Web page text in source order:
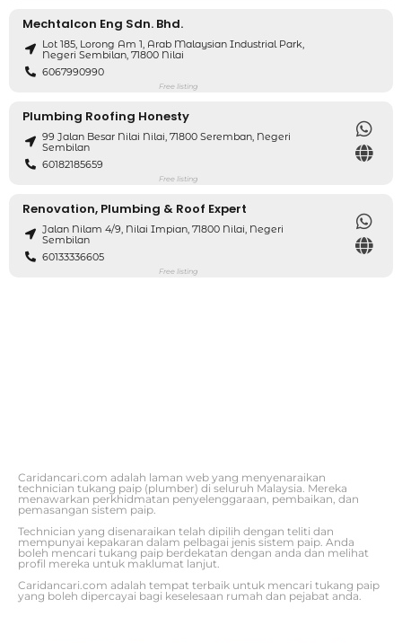
Mechtalcon Eng Sdn. Bhd.
Lot 185, Lorong Am 1, Arab Malaysian Industrial Park,
Negeri Sembilan, 71800 Nilai
6067990990
Free listing
Plumbing Roofing Honesty
99 Jalan Besar Nilai Nilai, 71800 Seremban, Negeri
Sembilan
60182185659
Free listing
Renovation, Plumbing & Roof Expert
Jalan Nilam 4/9, Nilai Impian, 71800 Nilai, Negeri
Sembilan
60133336605
Free listing
Caridancari.com adalah laman web yang menyenaraikan
technician tukang paip (plumber) di seluruh Malaysia. Mereka
menawarkan perkhidmatan penyelenggaraan, pembaikan, dan
pemasangan sistem paip.
Technician yang disenaraikan telah dipilih dengan teliti dan
mempunyai kepakaran dalam pelbagai jenis sistem paip. Anda
boleh mencari tukang paip berdekatan dengan anda dan melihat
profil mereka untuk maklumat lanjut.
Caridancari.com adalah tempat terbaik untuk mencari tukang paip
yang boleh dipercayai bagi keselesaan rumah dan pejabat anda.